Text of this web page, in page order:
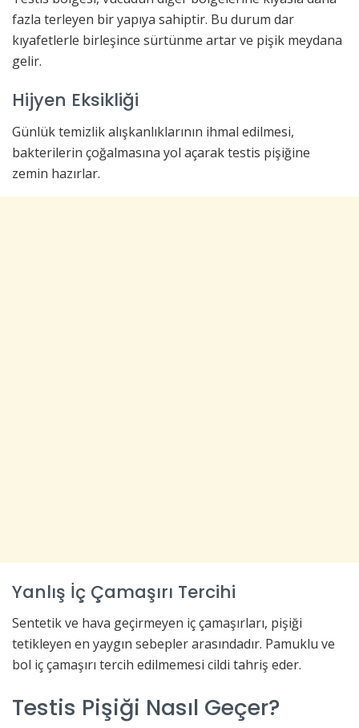
fazla terleyen bir yapıya sahiptir. Bu durum dar
kıyafetlerle birleşince sürtünme artar ve pişik meydana
gelir.
Hijyen Eksikliği
Günlük temizlik alışkanlıklarının ihmal edilmesi,
bakterilerin çoğalmasına yol açarak testis pişiğine
zemin hazırlar.
Yanlış İç Çamaşırı Tercihi
Sentetik ve hava geçirmeyen iç çamaşırları, pişiği
tetikleyen en yaygın sebepler arasındadır. Pamuklu ve
bol iç çamaşırı tercih edilmemesi cildi tahriş eder.
Testis Pişiği Nasıl Geçer?